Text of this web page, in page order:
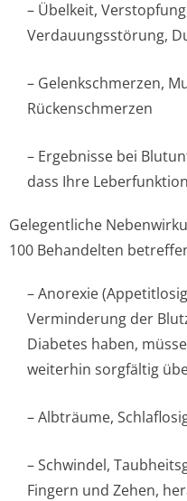
– Übelkeit,
Verdauungsstörung,
– Gelenkschmerzen,
Rückenschmerzen
– Ergebnisse bei
dass Ihre
Gelegentliche
100 Behandelten
– Anorexie
Verminderung der
Diabetes haben,
weiterhin sorgfältig
– Albträume,
– Schwindel,
Fingern und Zehen,